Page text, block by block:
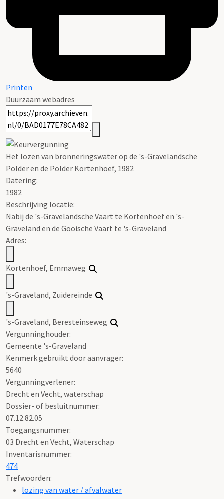
Printen
Duurzaam webadres
Het lozen van bronneringswater op de 's-Gravelandsche
Polder en de Polder Kortenhoef, 1982
Datering:
1982
Beschrijving locatie:
Nabij de 's-Gravelandsche Vaart te Kortenhoef en 's-
Graveland en de Gooische Vaart te 's-Graveland
Adres:
Kortenhoef, Emmaweg
's-Graveland, Zuidereinde
's-Graveland, Beresteinseweg
Vergunninghouder:
Gemeente 's-Graveland
Kenmerk gebruikt door aanvrager:
5640
Vergunningverlener:
Drecht en Vecht, waterschap
Dossier- of besluitnummer:
07.12.82.05
Toegangsnummer:
03 Drecht en Vecht, Waterschap
Inventarisnummer:
474
Trefwoorden:
lozing van water / afvalwater